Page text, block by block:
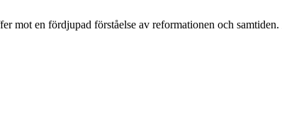
mot en fördjupad förståelse av reformationen och samtiden.